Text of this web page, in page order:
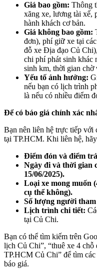
Giá bao gồm: Thông
xăng xe, lương tài xế,
hành khách cơ bản.
Giá không bao gồm:
đơn), phí giữ xe tại
đỗ xe Địa đạo Củ
chi phí phát sinh khác
sinh km, thời gian chờ
Yếu tố ảnh hưởng:
nếu bạn có lịch trình
là nếu có nhiều điểm
Để có báo giá chính xác
Bạn nên liên hệ trực tiếp với
tại TP.HCM. Khi liên hệ,
Điểm đón và điểm
Ngày đi và thời gian
15/06/2025).
Loại xe mong muốn
cụ thể không).
Số lượng người
Lịch trình chi tiết:
tại Củ Chi.
Bạn có thể tìm kiếm trên
lịch Củ Chi”, “thuê xe 4
TP.HCM Củ Chi” để tìm
báo giá.